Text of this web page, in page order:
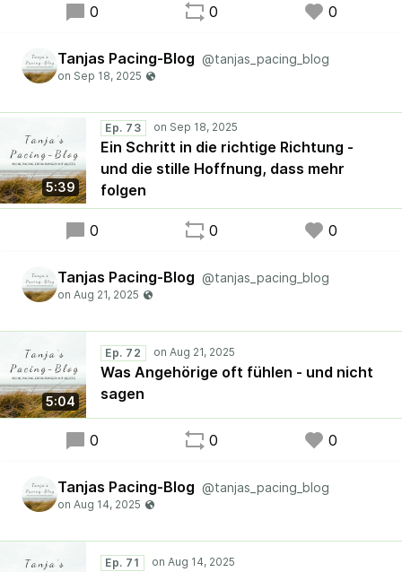
0 0 0
Tanjas Pacing-Blog @tanjas_pacing_blog
5:39
Ep. 73
Ein Schritt in die richtige Richtung -
und die stille Hoffnung, dass mehr
folgen
0 0 0
Tanjas Pacing-Blog @tanjas_pacing_blog
5:04
Ep. 72
Was Angehörige oft fühlen - und nicht
sagen
0 0 0
Tanjas Pacing-Blog @tanjas_pacing_blog
Ep. 71